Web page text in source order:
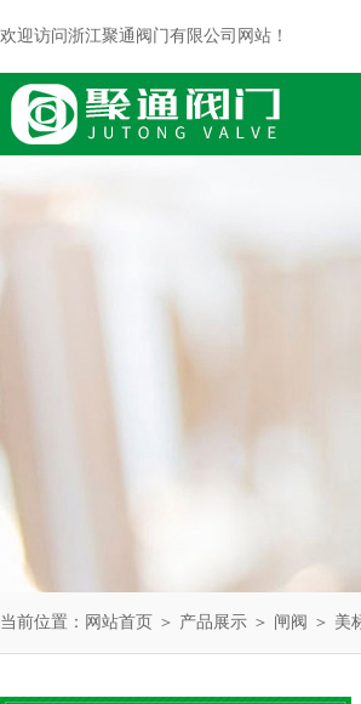
欢迎访问浙江聚通阀门有限公司网站！
当前位置： 网站首页 ＞ 产品展示 ＞ 闸阀 ＞ 美